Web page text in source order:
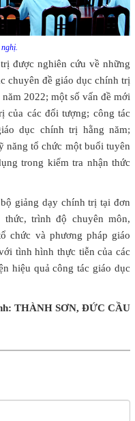
được nghiên cứu về những
chuyên đề giáo dục chính trị
2022; một số vấn đề mới
của các đối tượng; công tác
dục chính trị hằng năm;
năng tổ chức một buổi tuyên
trong kiểm tra nhận thức
giảng dạy chính trị tại đơn
trình độ chuyên môn,
chức và phương pháp giáo
tình hình thực tiễn của các
hiệu quả công tác giáo dục
THÀNH SƠN, ĐỨC CẦU